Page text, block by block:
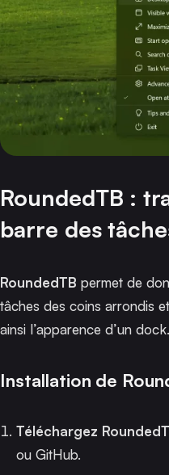
RoundedTB :
barre des
RoundedTB permet de
tâches des coins arrondis
ainsi l’apparence d’un dock.
Installation de
Téléchargez
ou GitHub.